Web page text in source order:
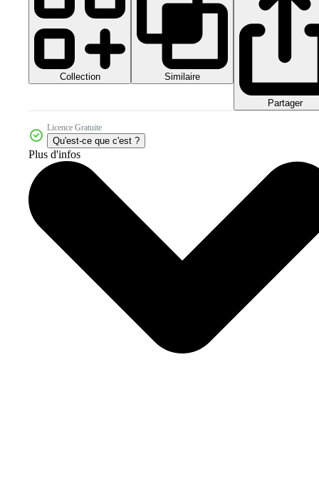
Collection Similaire
Partager
Licence Gratuite
Qu'est-ce que c'est ?
Plus d'infos